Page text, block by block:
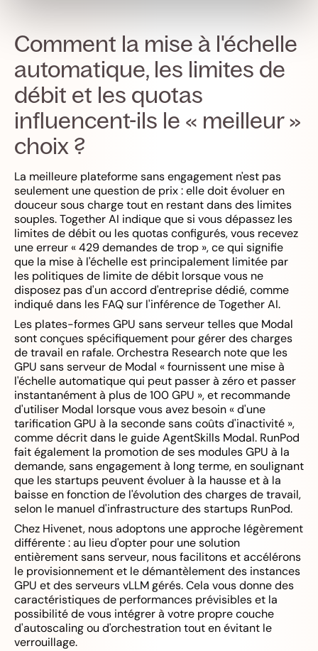
Comment la mise à l'échelle
automatique, les limites de
débit et les quotas
influencent-ils le « meilleur »
choix ?
La meilleure plateforme sans engagement n'est pas
seulement une question de prix : elle doit évoluer en
douceur sous charge tout en restant dans des limites
souples. Together AI indique que si vous dépassez les
limites de débit ou les quotas configurés, vous recevez
une erreur « 429 demandes de trop », ce qui signifie
que la mise à l'échelle est principalement limitée par
les politiques de limite de débit lorsque vous ne
disposez pas d'un accord d'entreprise dédié, comme
indiqué dans les FAQ sur l'inférence de Together AI.
Les plates-formes GPU sans serveur telles que Modal
sont conçues spécifiquement pour gérer des charges
de travail en rafale. Orchestra Research note que les
GPU sans serveur de Modal « fournissent une mise à
l'échelle automatique qui peut passer à zéro et passer
instantanément à plus de 100 GPU », et recommande
d'utiliser Modal lorsque vous avez besoin « d'une
tarification GPU à la seconde sans coûts d'inactivité »,
comme décrit dans le guide AgentSkills Modal. RunPod
fait également la promotion de ses modules GPU à la
demande, sans engagement à long terme, en soulignant
que les startups peuvent évoluer à la hausse et à la
baisse en fonction de l'évolution des charges de travail,
selon le manuel d'infrastructure des startups RunPod.
Chez Hivenet, nous adoptons une approche légèrement
différente : au lieu d'opter pour une solution
entièrement sans serveur, nous facilitons et accélérons
le provisionnement et le démantèlement des instances
GPU et des serveurs vLLM gérés. Cela vous donne des
caractéristiques de performances prévisibles et la
possibilité de vous intégrer à votre propre couche
d'autoscaling ou d'orchestration tout en évitant le
verrouillage.